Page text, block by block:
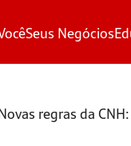
Seus Negócios
regras da